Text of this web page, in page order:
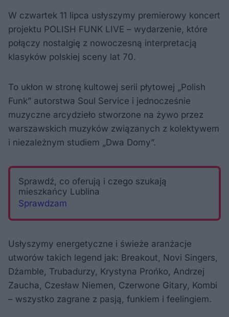
W czwartek 11 lipca usłyszymy premierowy koncert
projektu POLISH FUNK LIVE – wydarzenie, które
połączy nostalgię z nowoczesną interpretacją
klasyków polskiej sceny lat 70.
To ukłon w stronę kultowej serii płytowej „Polish
Funk” autorstwa Soul Service i jednocześnie
muzyczne arcydzieło stworzone na żywo przez
warszawskich muzyków związanych z kolektywem
i niezależnym studiem „Dwa Domy”.
Sprawdź, co oferują i czego szukają
mieszkańcy Lublina
Sprawdzam
Usłyszymy energetyczne i świeże aranżacje
utworów takich legend jak: Breakout, Novi Singers,
Dżamble, Trubadurzy, Krystyna Prońko, Andrzej
Zaucha, Czesław Niemen, Czerwone Gitary, Kombi
– wszystko zagrane z pasją, funkiem i feelingiem.